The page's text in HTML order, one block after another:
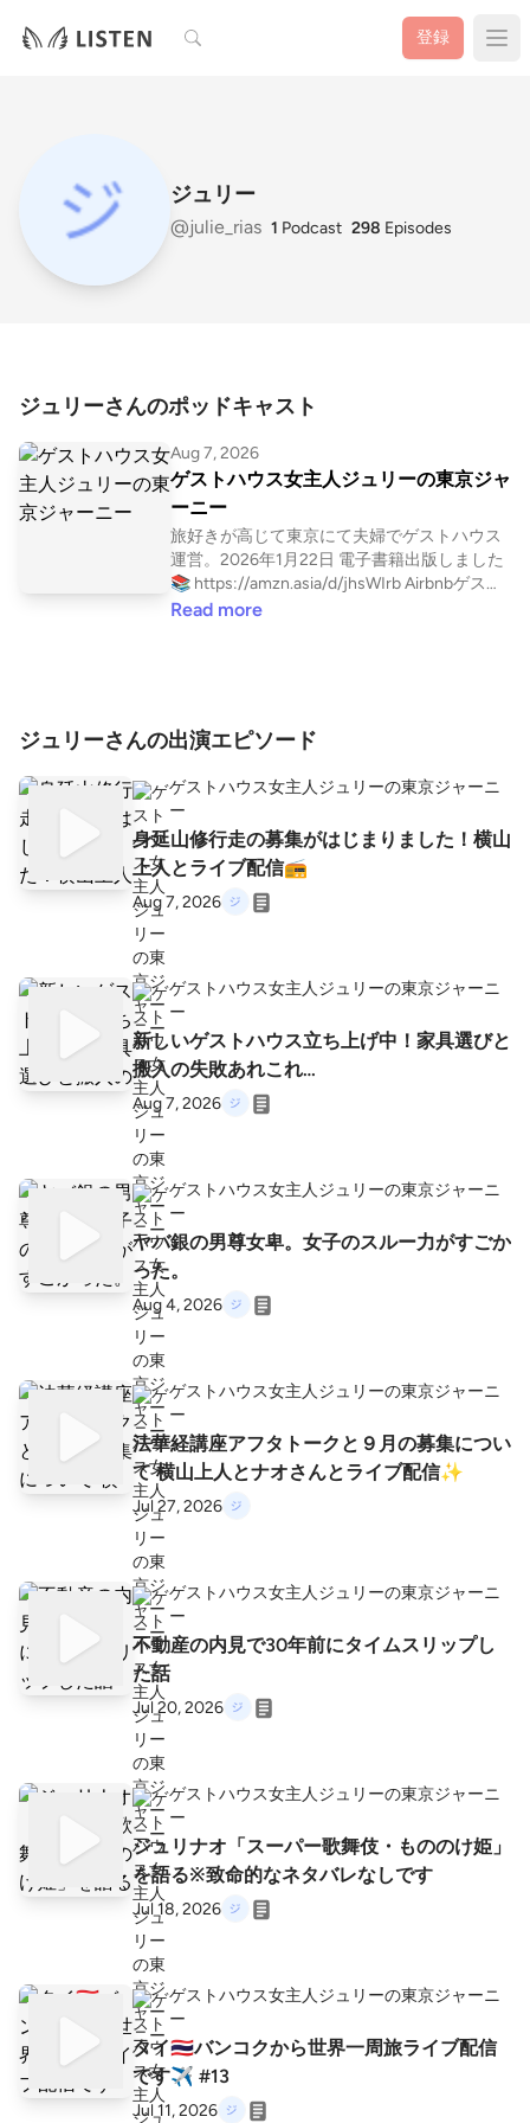
検索 登録
ジュリー
@julie_rias 1 Podcast 298 Episodes
ジュリーさんのポッドキャスト
Aug 7, 2026
ゲストハウス女主人ジュリーの東京ジャ
ーニー
旅好きが高じて東京にて夫婦でゲストハウス
運営。2026年1月22日 電子書籍出版しました
📚 https://amzn.asia/d/jhsWIrb Airbnbゲスト
チョイス⭐️スーパーホスト。 外国人との交流
日系メガバンク、外資系広告に勤務。 2005
年にランニングをはじめ、最初は5分も走れば
京都、愛媛、知床などの国内レース、ベルリ
などの海外フルマラソンレースに出走。2023
年途中リタイアしたメドックマラソンを2024
年秋リベンジ完走🍷🏃‍♀️ 2012年からTOEIC勉
強にハマり600点台から2014年990点満点取
ドビジネス、不動産へと展開していき、2019
年にゲストハウスとスナックリアスをスター
ト。2021年に会社を退職。2022年から京都と
東京の２拠点生活をしています。 夫との晩酌
タイムがなにより大好き🍷🍶 【ゲストハウ
ス開業ヒストリーシリーズリンク一覧】 http
フォローお願いします https://note.com/own
サービス「LISTEN」はこちら https://listen.st
yle/p/julie_tokyo?PBWSuihc
Read more
ジュリーさんの出演エピソード
ゲストハウス女主人ジュリーの東京ジャーニ
ー
身延山修行走の募集がはじまりました！横山
上人とライブ配信📻
Aug 7, 2026
ゲストハウス女主人ジュリーの東京ジャーニ
ー
新しいゲストハウス立ち上げ中！家具選びと
搬入の失敗あれこれ…
Aug 7, 2026
ゲストハウス女主人ジュリーの東京ジャーニ
ー
ヤバ銀の男尊女卑。女子のスルー力がすごか
った。
Aug 4, 2026
ゲストハウス女主人ジュリーの東京ジャーニ
ー
法華経講座アフタトークと９月の募集につい
て 横山上人とナオさんとライブ配信✨
Jul 27, 2026
ゲストハウス女主人ジュリーの東京ジャーニ
ー
不動産の内見で30年前にタイムスリップし
た話
Jul 20, 2026
ゲストハウス女主人ジュリーの東京ジャーニ
ー
ジュリナオ「スーパー歌舞伎・もののけ姫」
を語る※致命的なネタバレなしです
Jul 18, 2026
ゲストハウス女主人ジュリーの東京ジャーニ
ー
タイ🇹🇭バンコクから世界一周旅ライブ配信
です✈️ #13
Jul 11, 2026